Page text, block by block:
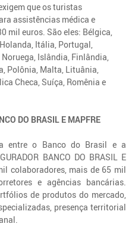
que os turistas
assistências médica e
mil euros. São eles: Bélgica,
Itália, Portugal,
Islândia, Finlândia,
Polônia, Malta, Lituânia,
Checa, Suíça, Romênia e
DO BRASIL E MAPFRE
entre o Banco do Brasil e a
BANCO DO BRASIL E
colaboradores, mais de 65 mil
e agências bancárias.
de produtos do mercado,
presença territorial